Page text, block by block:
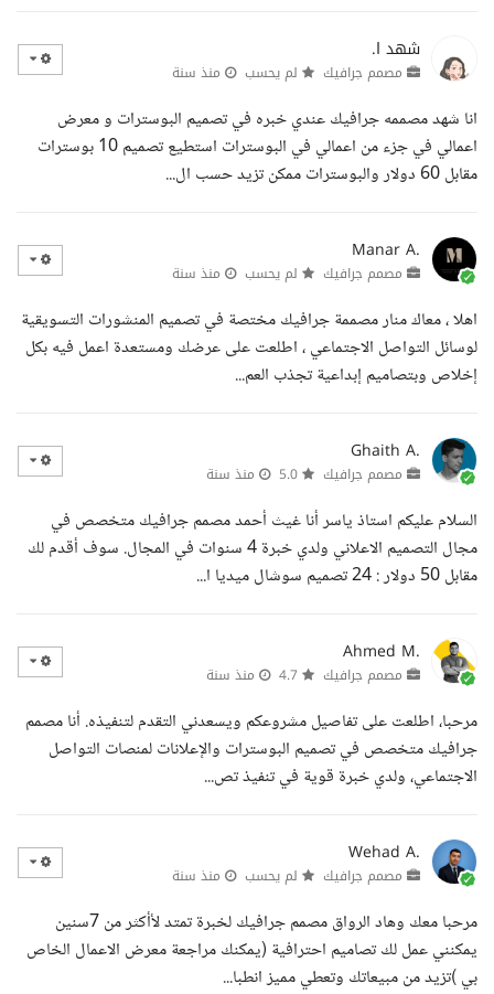
شهد ا.
مصمم جرافيك لم يحسب منذ سنة
انا شهد مصممه جرافيك عندي خبره في تصميم البوسترات و معرض
اعمالي في جزء من اعمالي في البوسترات استطيع تصميم 10 بوسترات
مقابل 60 دولار والبوسترات ممكن تزيد حسب ال...
Manar A.
مصمم جرافيك لم يحسب منذ سنة
اهلا ، معاك منار مصممة جرافيك مختصة في تصميم المنشورات التسويقية
لوسائل التواصل الاجتماعي ، اطلعت على عرضك ومستعدة اعمل فيه بكل
إخلاص وبتصاميم إبداعية تجذب العم...
Ghaith A.
مصمم جرافيك منذ سنة
السلام عليكم استاذ ياسر أنا غيث أحمد مصمم جرافيك متخصص في
مجال التصميم الاعلاني ولدي خبرة 4 سنوات في المجال. سوف أقدم لك
مقابل 50 دولار : 24 تصميم سوشال ميديا ا...
Ahmed M.
مصمم جرافيك منذ سنة
مرحبا، اطلعت على تفاصيل مشروعكم ويسعدني التقدم لتنفيذه. أنا مصمم
جرافيك متخصص في تصميم البوسترات والإعلانات لمنصات التواصل
الاجتماعي، ولدي خبرة قوية في تنفيذ تص...
Wehad A.
مصمم جرافيك لم يحسب منذ سنة
مرحبا معك وهاد الرواق مصمم جرافيك لخبرة تمتد لأأكثر من 7سنين
يمكنني عمل لك تصاميم احترافية (يمكنك مراجعة معرض الاعمال الخاص
بي )تزيد من مبيعاتك وتعطي مميز انطبا...